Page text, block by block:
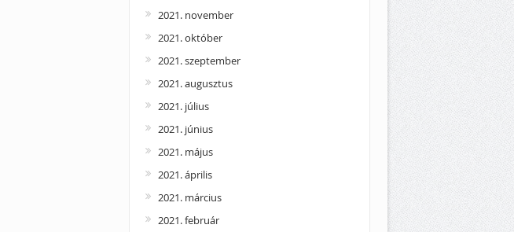
2021. november
2021. október
2021. szeptember
2021. augusztus
2021. július
2021. június
2021. május
2021. április
2021. március
2021. február